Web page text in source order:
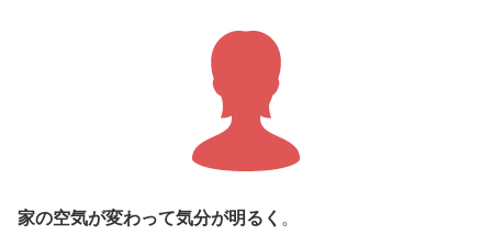
家の空気が変わって気分が明るく 。